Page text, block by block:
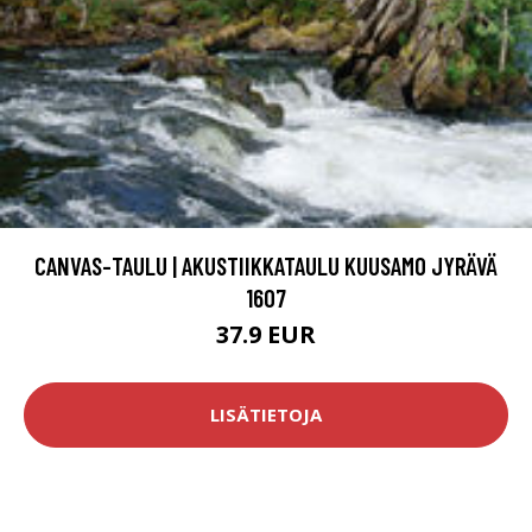
CANVAS-TAULU | AKUSTIIKKATAULU KUUSAMO JYRÄVÄ
1607
37.9 EUR
LISÄTIETOJA